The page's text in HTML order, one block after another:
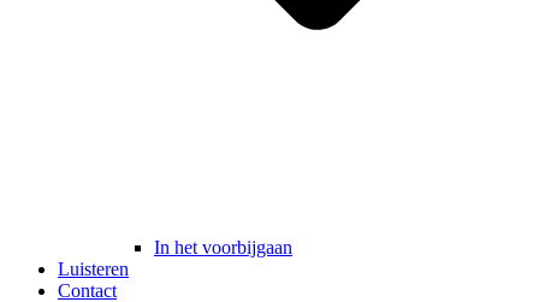
In het voorbijgaan
Luisteren
Contact